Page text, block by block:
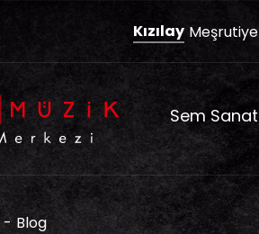
Kızılay
Sem Sanat
Blog